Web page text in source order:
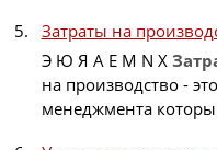
Затраты на
Э Ю Я A E M N X
на производство -
менеджмента